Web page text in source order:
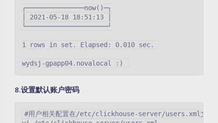
┌───────────────now()─┐
│ 2021-05-18 18:51:13 │
└─────────────────────┘
1 rows in set. Elapsed: 0.010 sec.
8.设置默认账户密码
#用户相关配置在/etc/clickhouse-server/users.xml文件